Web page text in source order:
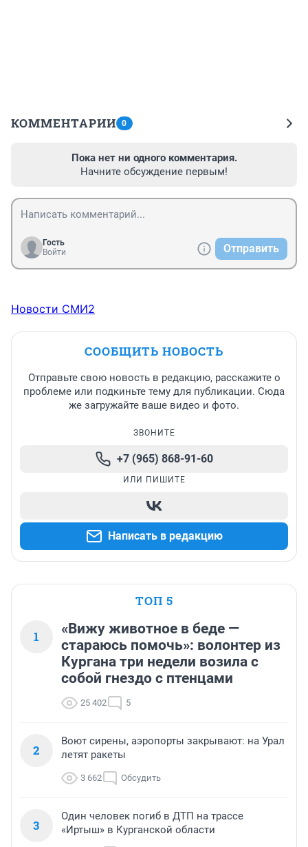
КОММЕНТАРИИ 0
Пока нет ни одного комментария.
Начните обсуждение первым!
Гость
Войти
Отправить
Новости СМИ2
СООБЩИТЬ НОВОСТЬ
Отправьте свою новость в редакцию, расскажите о
проблеме или подкиньте тему для публикации. Сюда
же загружайте ваше видео и фото.
ЗВОНИТЕ
+7 (965) 868-91-60
ИЛИ ПИШИТЕ
Написать в редакцию
ТОП 5
1
«Вижу животное в беде —
стараюсь помочь»: волонтер из
Кургана три недели возила с
собой гнездо с птенцами
25 402 5
2
Воют сирены, аэропорты закрывают: на Урал
летят ракеты
3 662 Обсудить
3
Один человек погиб в ДТП на трассе
«Иртыш» в Курганской области